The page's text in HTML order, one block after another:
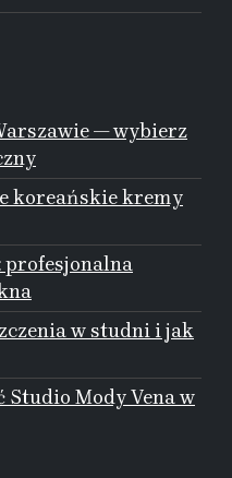
— wybierz
koreańskie kremy
profesjonalna
w studni i jak
Mody Vena w